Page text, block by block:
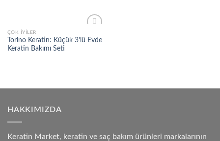
Add to
wishlist
ÇOK İYILER
Torino Keratin: Küçük 3’lü Evde
Keratin Bakımı Seti
HAKKIMIZDA
Keratin Market, keratin ve saç bakım ürünleri markalarının